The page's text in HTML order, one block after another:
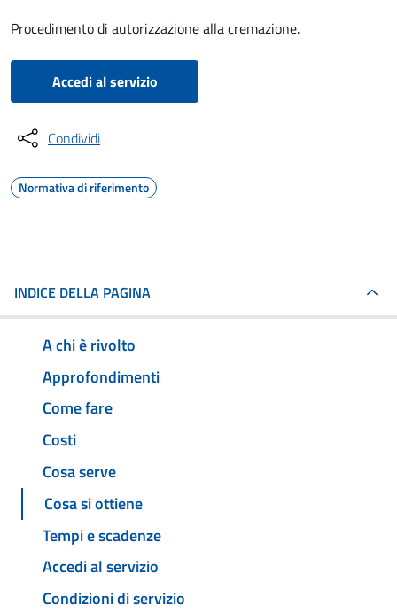
Procedimento di autorizzazione alla cremazione.
Accedi al servizio
Condividi
Normativa di riferimento
INDICE DELLA PAGINA
A chi è rivolto
Approfondimenti
Come fare
Costi
Cosa serve
Cosa si ottiene
Tempi e scadenze
Accedi al servizio
Condizioni di servizio